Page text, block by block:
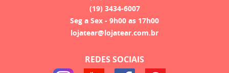
(19) 3434-6007
Seg a Sex - 9h00 as 17h00
lojatear@lojatear.com.br
REDES SOCIAIS